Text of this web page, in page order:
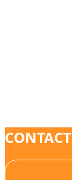
CONTACT